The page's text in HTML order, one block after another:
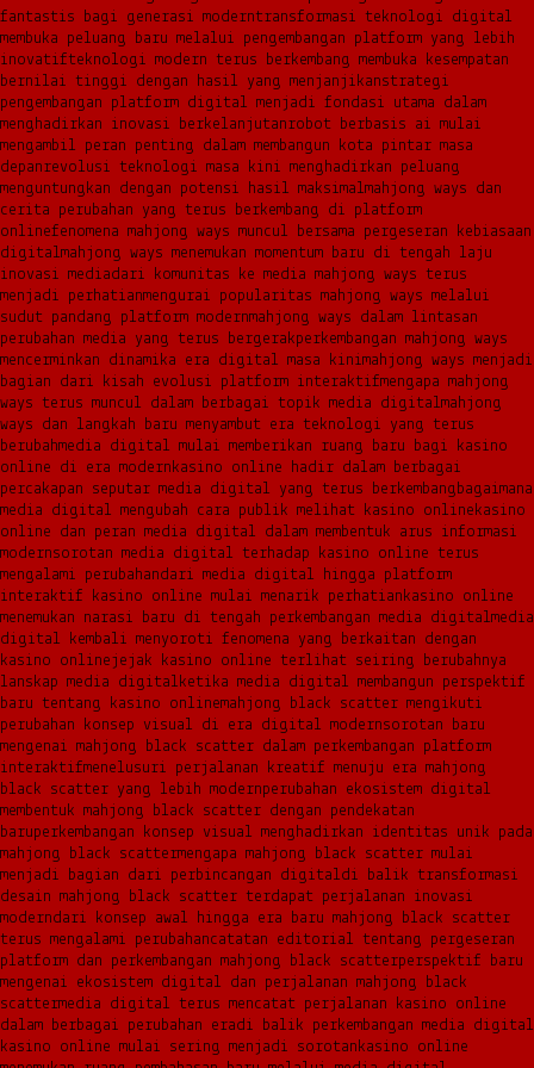
fantastis bagi generasi moderntransformasi teknologi digital
membuka peluang baru melalui pengembangan platform yang lebih
inovatifteknologi modern terus berkembang membuka kesempatan
bernilai tinggi dengan hasil yang menjanjikanstrategi
pengembangan platform digital menjadi fondasi utama dalam
menghadirkan inovasi berkelanjutanrobot berbasis ai mulai
mengambil peran penting dalam membangun kota pintar masa
depanrevolusi teknologi masa kini menghadirkan peluang
menguntungkan dengan potensi hasil maksimalmahjong ways dan
cerita perubahan yang terus berkembang di platform
onlinefenomena mahjong ways muncul bersama pergeseran kebiasaan
digitalmahjong ways menemukan momentum baru di tengah laju
inovasi mediadari komunitas ke media mahjong ways terus
menjadi perhatianmengurai popularitas mahjong ways melalui
sudut pandang platform modernmahjong ways dalam lintasan
perubahan media yang terus bergerakperkembangan mahjong ways
mencerminkan dinamika era digital masa kinimahjong ways menjadi
bagian dari kisah evolusi platform interaktifmengapa mahjong
ways terus muncul dalam berbagai topik media digitalmahjong
ways dan langkah baru menyambut era teknologi yang terus
berubahmedia digital mulai memberikan ruang baru bagi kasino
online di era modernkasino online hadir dalam berbagai
percakapan seputar media digital yang terus berkembangbagaimana
media digital mengubah cara publik melihat kasino onlinekasino
online dan peran media digital dalam membentuk arus informasi
modernsorotan media digital terhadap kasino online terus
mengalami perubahandari media digital hingga platform
interaktif kasino online mulai menarik perhatiankasino online
menemukan narasi baru di tengah perkembangan media digitalmedia
digital kembali menyoroti fenomena yang berkaitan dengan
kasino onlinejejak kasino online terlihat seiring berubahnya
lanskap media digitalketika media digital membangun perspektif
baru tentang kasino onlinemahjong black scatter mengikuti
perubahan konsep visual di era digital modernsorotan baru
mengenai mahjong black scatter dalam perkembangan platform
interaktifmenelusuri perjalanan kreatif menuju era mahjong
black scatter yang lebih modernperubahan ekosistem digital
membentuk mahjong black scatter dengan pendekatan
baruperkembangan konsep visual menghadirkan identitas unik pada
mahjong black scattermengapa mahjong black scatter mulai
menjadi bagian dari perbincangan digitaldi balik transformasi
desain mahjong black scatter terdapat perjalanan inovasi
moderndari konsep awal hingga era baru mahjong black scatter
terus mengalami perubahancatatan editorial tentang pergeseran
platform dan perkembangan mahjong black scatterperspektif baru
mengenai ekosistem digital dan perjalanan mahjong black
scattermedia digital terus mencatat perjalanan kasino online
dalam berbagai perubahan eradi balik perkembangan media digital
kasino online mulai sering menjadi sorotankasino online